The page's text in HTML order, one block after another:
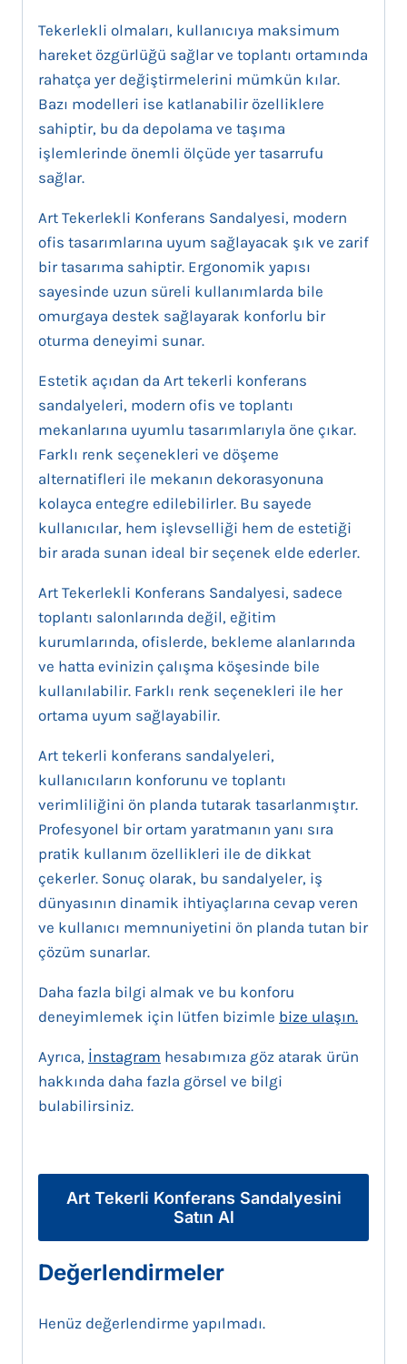
Tekerlekli olmaları, kullanıcıya maksimum
hareket özgürlüğü sağlar ve toplantı ortamında
rahatça yer değiştirmelerini mümkün kılar.
Bazı modelleri ise katlanabilir özelliklere
sahiptir, bu da depolama ve taşıma
işlemlerinde önemli ölçüde yer tasarrufu
sağlar.
Art Tekerlekli Konferans Sandalyesi, modern
ofis tasarımlarına uyum sağlayacak şık ve zarif
bir tasarıma sahiptir. Ergonomik yapısı
sayesinde uzun süreli kullanımlarda bile
omurgaya destek sağlayarak konforlu bir
oturma deneyimi sunar.
Estetik açıdan da Art tekerli konferans
sandalyeleri, modern ofis ve toplantı
mekanlarına uyumlu tasarımlarıyla öne çıkar.
Farklı renk seçenekleri ve döşeme
alternatifleri ile mekanın dekorasyonuna
kolayca entegre edilebilirler. Bu sayede
kullanıcılar, hem işlevselliği hem de estetiği
bir arada sunan ideal bir seçenek elde ederler.
Art Tekerlekli Konferans Sandalyesi, sadece
toplantı salonlarında değil, eğitim
kurumlarında, ofislerde, bekleme alanlarında
ve hatta evinizin çalışma köşesinde bile
kullanılabilir. Farklı renk seçenekleri ile her
ortama uyum sağlayabilir.
Art tekerli konferans sandalyeleri,
kullanıcıların konforunu ve toplantı
verimliliğini ön planda tutarak tasarlanmıştır.
Profesyonel bir ortam yaratmanın yanı sıra
pratik kullanım özellikleri ile de dikkat
çekerler. Sonuç olarak, bu sandalyeler, iş
dünyasının dinamik ihtiyaçlarına cevap veren
ve kullanıcı memnuniyetini ön planda tutan bir
çözüm sunarlar.
Daha fazla bilgi almak ve bu konforu
deneyimlemek için lütfen bizimle bize ulaşın.
Ayrıca, İnstagram hesabımıza göz atarak ürün
hakkında daha fazla görsel ve bilgi
bulabilirsiniz.
Art Tekerli Konferans Sandalyesini
Satın Al
Değerlendirmeler
Henüz değerlendirme yapılmadı.